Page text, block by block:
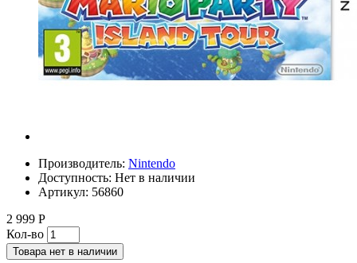
Производитель: Nintendo
Доступность: Нет в наличии
Артикул: 56860
2 999 Р
Кол-во
Товара нет в наличии